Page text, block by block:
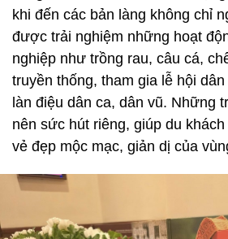
khi đến các bản làng không chỉ
được trải nghiệm những hoạt
nghiệp như trồng rau, câu cá,
truyền thống, tham gia lễ hội
làn điệu dân ca, dân vũ. Những
nên sức hút riêng, giúp du
vẻ đẹp mộc mạc, giản dị của